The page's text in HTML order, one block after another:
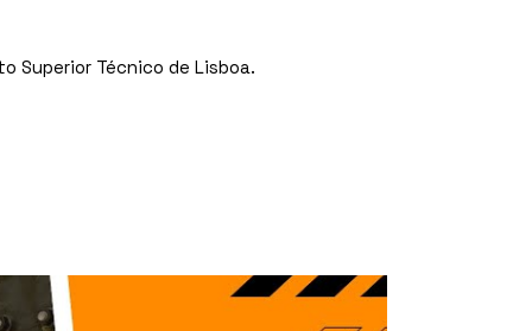
Superior Técnico de Lisboa.